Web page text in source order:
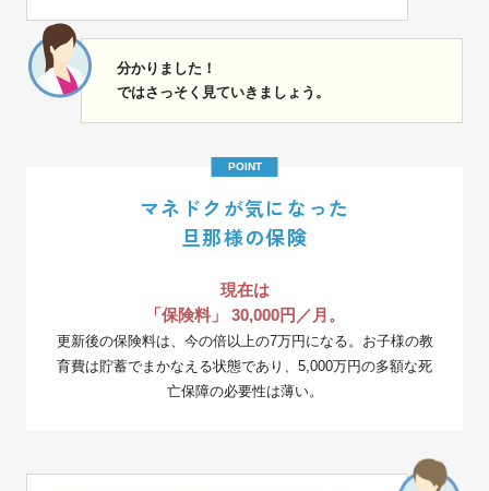
分かりました！
ではさっそく見ていきましょう。
POINT
マネドクが気になった
旦那様の保険
現在は
「保険料」 30,000円／月。
更新後の保険料は、今の倍以上の7万円になる。 お子様の教
育費は貯蓄でまかなえる状態であり、5,000万円の多額な死
亡保障の必要性は薄い。